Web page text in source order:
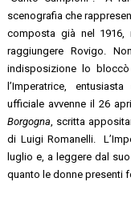
scenografia che
composta già nel 1916,
raggiungere Rovigo.
indisposizione lo
l’Imperatrice,
ufficiale avvenne il 26
Borgogna, scritta
di Luigi Romanelli.
luglio e, a leggere dal
quanto le donne presenti